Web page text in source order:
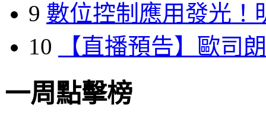
9 數位控制應用發光！
10
【直播預告】歐司
一周點擊榜